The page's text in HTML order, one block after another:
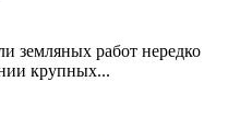
земляных работ нередко
крупных...